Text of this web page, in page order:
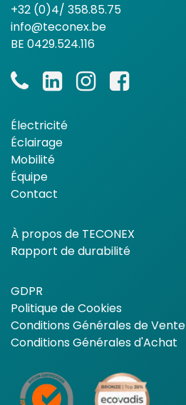
+32 (0)4/ 358.85.75
info@teconex.be
BE 0429.524.116
Électricité
Éclairage
Mobilité
Équipe
Contact
À propos de TECONEX
Rapport de durabilité
GDPR
Politique de Cookies
Conditions Générales de Vente
Conditions Générales d'Achat